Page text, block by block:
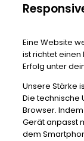
Eine Website
ist richtet
Erfolg unter
Unsere Stärke
Die technische
Browser.
Gerät anpasst
dem